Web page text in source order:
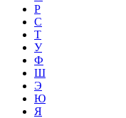
Р
С
Т
У
Ф
Ш
Э
Ю
Я